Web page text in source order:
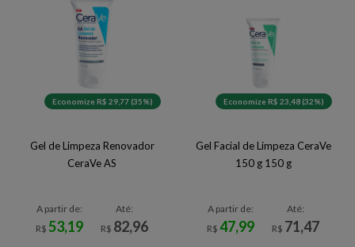
Economize R$ 29,77 (35%)
Gel de Limpeza Renovador
CeraVe AS
A partir de:
R$53,19
Até:
R$ 82,96
Economize R$ 23,48 (32%)
Gel Facial de Limpeza CeraVe
150 g 150 g
A partir de:
R$47,99
Até:
R$ 71,47